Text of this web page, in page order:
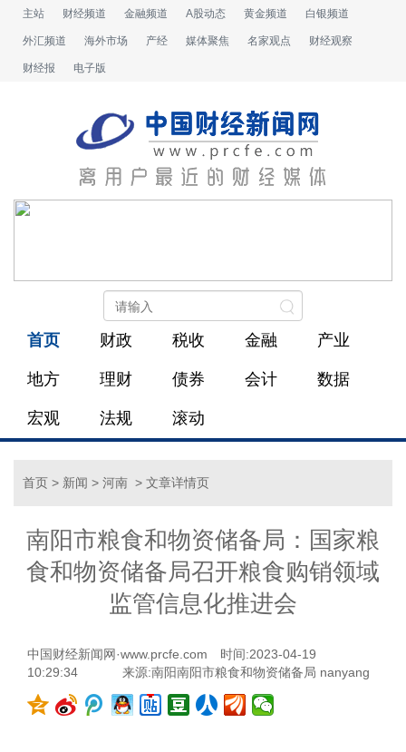
主站 财经频道 金融频道 A股动态 黄金频道 白银频道
外汇频道 海外市场 产经 媒体聚焦 名家观点 财经观察
财经报 电子版
首页 财政 税收 金融 产业
地方 理财 债券 会计 数据
宏观 法规 滚动
首页 > 新闻 > 河南 > 文章详情页
南阳市粮食和物资储备局：国家粮
食和物资储备局召开粮食购销领域
监管信息化推进会
中国财经新闻网·www.prcfe.com
时间:2023-04-19
10:29:34
来源:南阳南阳市粮食和物资储备局 nanyang